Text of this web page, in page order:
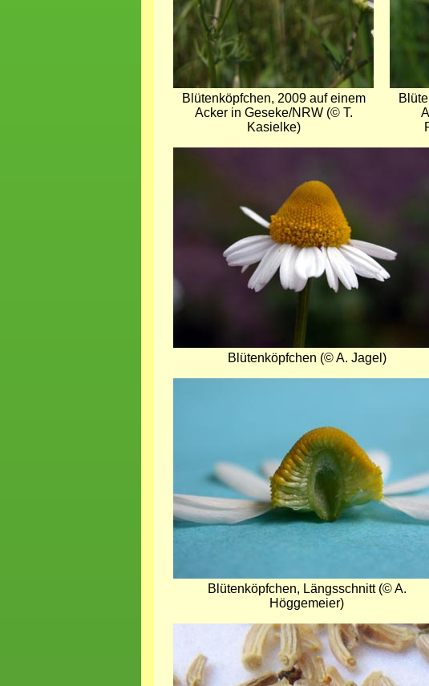
Blütenköpfchen, 2009 auf einem
Acker in Geseke/NRW (© T.
Kasielke)
Blütenköpfchen (© A. Jagel)
Blütenköpfchen, Längsschnitt (© A.
Höggemeier)